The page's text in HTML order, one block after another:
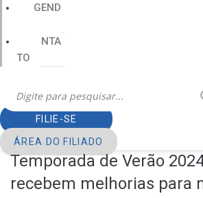
AGEND
CONTA
TO
FILIE-SE
ÁREA DO FILIADO
Temporada de Verão
recebem melhorias para